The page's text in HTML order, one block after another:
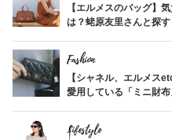
【エルメスのバッグ】
は？蛯原友里さんと探
Fashion
【シャネル、エルメス
愛用している「ミニ財
Lifestyle